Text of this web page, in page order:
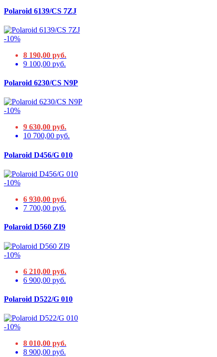
Polaroid 6139/CS 7ZJ
-10%
8 190,00 руб.
9 100,00 руб.
Polaroid 6230/CS N9P
-10%
9 630,00 руб.
10 700,00 руб.
Polaroid D456/G 010
-10%
6 930,00 руб.
7 700,00 руб.
Polaroid D560 ZI9
-10%
6 210,00 руб.
6 900,00 руб.
Polaroid D522/G 010
-10%
8 010,00 руб.
8 900,00 руб.